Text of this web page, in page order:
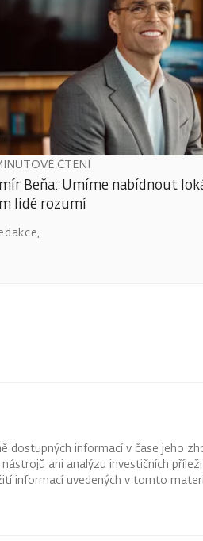
ČTENÍ
Beňa: Umíme nabídnout
lidé rozumí
,
dostupných informací v čase jeho
ani analýzu investičních
informací uvedených v tomto